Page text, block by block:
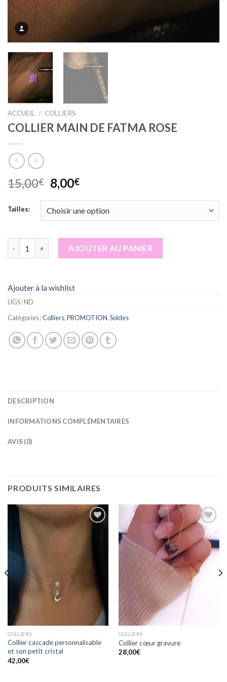
ACCUEIL / COLLIERS
COLLIER MAIN DE FATMA ROSE
15,00€ Le
prix
initial
était :
8,00€Le
actuel
est :
Tailles:
AJOUTER AU PANIER
Ajouter à la wishlist
UGS :ND
Catégories :Colliers,PROMOTION,Soldes
DESCRIPTION
INFORMATIONS COMPLÉMENTAIRES
AVIS (0)
PRODUITS SIMILAIRES
COLLIERS
Collier cascade personnalisable
et son petit cristal
42,00€
Ajouter
à la
wishlist
COLLIERS
Collier cœur gravure
28,00€